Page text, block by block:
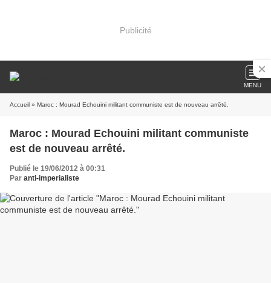
Publicité
MENU
Accueil » Maroc : Mourad Echouini militant communiste est de nouveau arrêté.
Maroc : Mourad Echouini militant communiste
est de nouveau arrêté.
Publié le 19/06/2012 à 00:31
Par anti-imperialiste